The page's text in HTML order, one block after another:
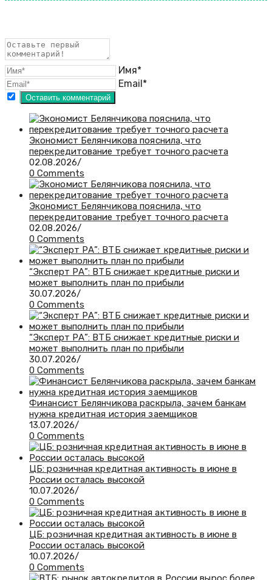
Имя*
Email*
Экономист Белянчикова пояснила, что
перекредитование требует точного расчета
02.08.2026/
0 Comments
Экономист Белянчикова пояснила, что
перекредитование требует точного расчета
02.08.2026/
0 Comments
“Эксперт РА”: ВТБ снижает кредитные риски и
может выполнить план по прибыли
30.07.2026/
0 Comments
“Эксперт РА”: ВТБ снижает кредитные риски и
может выполнить план по прибыли
30.07.2026/
0 Comments
Финансист Белянчикова раскрыла, зачем банкам
нужна кредитная история заемщиков
13.07.2026/
0 Comments
ЦБ: розничная кредитная активность в июне в
России осталась высокой
10.07.2026/
0 Comments
ЦБ: розничная кредитная активность в июне в
России осталась высокой
10.07.2026/
0 Comments